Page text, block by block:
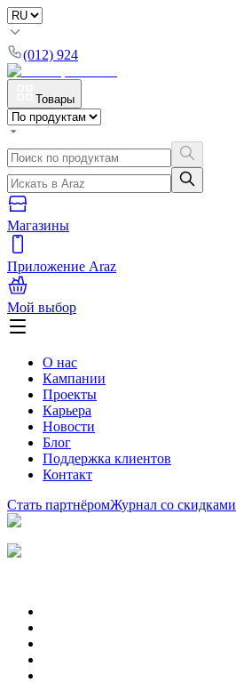
(012) 924
Товары
Магазины
Приложение Araz
Мой выбор
О нас
Кампании
Проекты
Карьера
Новости
Блог
Поддержка клиентов
Контакт
Стать партнёромЖурнал со скидками